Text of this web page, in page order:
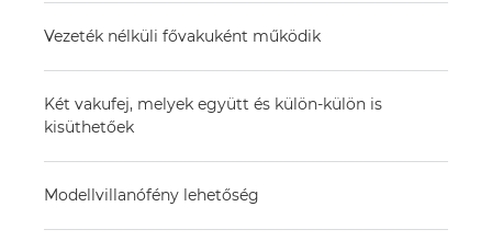
Vezeték nélküli fővakuként működik
Két vakufej, melyek együtt és külön-külön is
kisüthetőek
Modellvillanófény lehetőség